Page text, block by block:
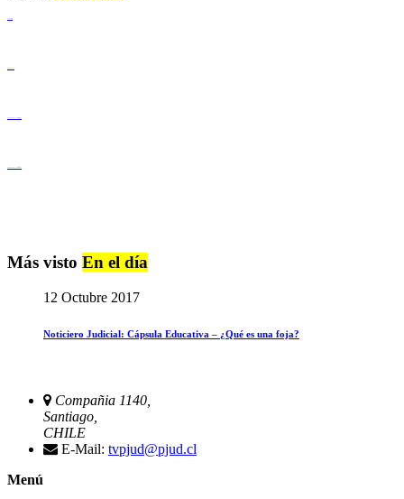
Más visto En el día
12 Octubre 2017
Noticiero Judicial: Cápsula Educativa – ¿Qué es una foja?
Compañia 1140,
Santiago,
CHILE
E-Mail: tvpjud@pjud.cl
Menú